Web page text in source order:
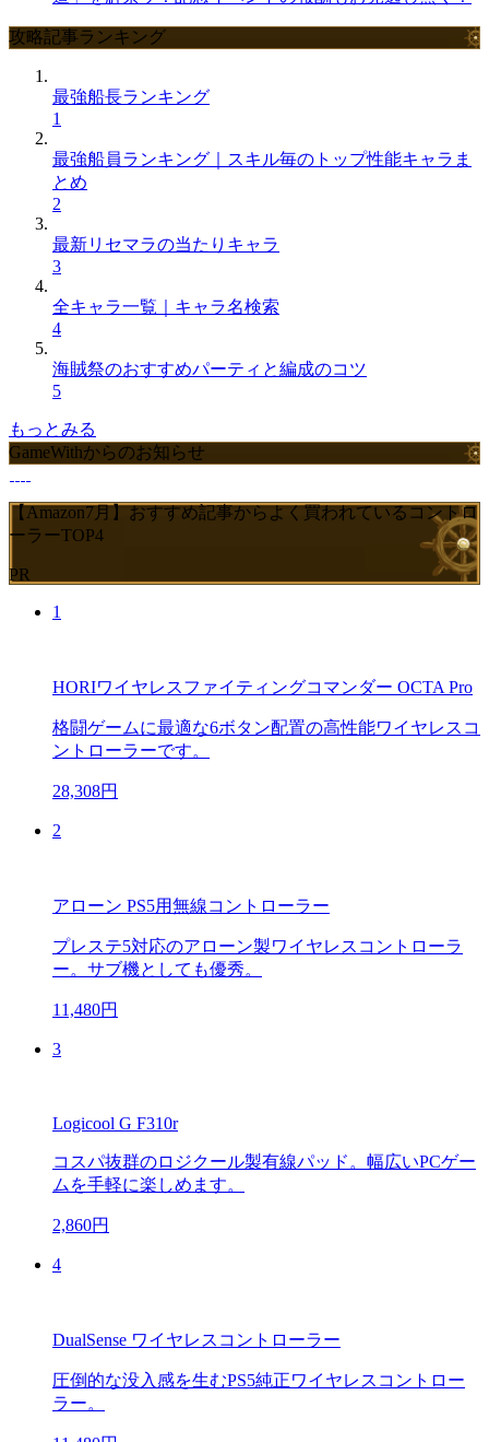
攻略記事ランキング
最強船長ランキング
1
最強船員ランキング｜スキル毎のトップ性能キャラま
とめ
2
最新リセマラの当たりキャラ
3
全キャラ一覧｜キャラ名検索
4
海賊祭のおすすめパーティと編成のコツ
5
もっとみる
GameWithからのお知らせ
【Amazon7月】おすすめ記事からよく買われているコントロ
ーラーTOP4
PR
1
HORIワイヤレスファイティングコマンダー OCTA Pro
格闘ゲームに最適な6ボタン配置の高性能ワイヤレスコ
ントローラーです。
28,308円
2
アローン PS5用無線コントローラー
プレステ5対応のアローン製ワイヤレスコントローラ
ー。サブ機としても優秀。
11,480円
3
Logicool G F310r
コスパ抜群のロジクール製有線パッド。幅広いPCゲー
ムを手軽に楽しめます。
2,860円
4
DualSense ワイヤレスコントローラー
圧倒的な没入感を生むPS5純正ワイヤレスコントロー
ラー。